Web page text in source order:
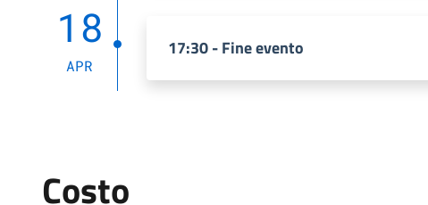
18
APR
17:30 - Fine evento
Costo